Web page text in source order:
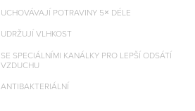
UCHOVÁVAJÍ POTRAVINY 5× DÉLE
UDRŽUJÍ VLHKOST
SE SPECIÁLNÍMI KANÁLKY PRO LEPŠÍ ODSÁTÍ
VZDUCHU
ANTIBAKTERIÁLNÍ